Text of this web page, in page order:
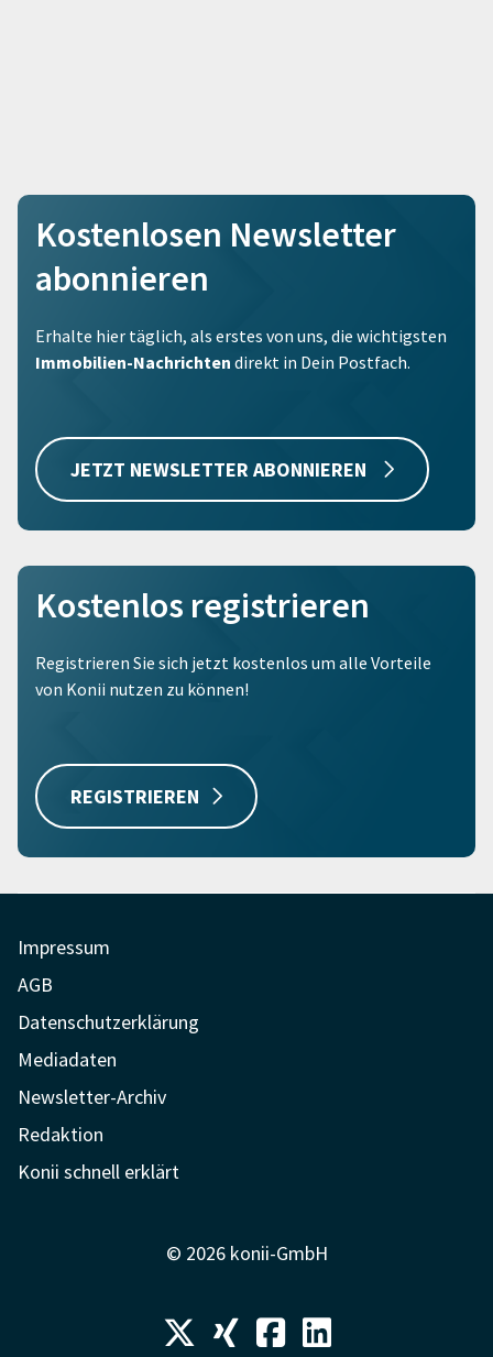
Kostenlosen Newsletter
abonnieren
Erhalte hier täglich, als erstes von uns, die wichtigsten
Immobilien-Nachrichten direkt in Dein Postfach.
JETZT NEWSLETTER ABONNIEREN
Kostenlos registrieren
Registrieren Sie sich jetzt kostenlos um alle Vorteile
von Konii nutzen zu können!
REGISTRIEREN
Impressum
AGB
Datenschutzerklärung
Mediadaten
Newsletter-Archiv
Redaktion
Konii schnell erklärt
© 2026 konii-GmbH